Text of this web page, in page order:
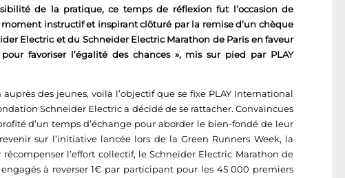
de la pratique, ce temps de réflexion fut l’occasion de
instructif et inspirant clôturé par la remise d’un chèque
Electric et du Schneider Electric Marathon de Paris en faveur
favoriser l’égalité des chances », mis sur pied par PLAY
des jeunes, voilà l’objectif que se fixe PLAY International
Schneider Electric a décidé de se rattacher. Convaincues
d’un temps d’échange pour aborder le bien-fondé de leur
sur l’initiative lancée lors de la Green Runners Week, la
l’effort collectif, le Schneider Electric Marathon de
à reverser 1€ par participant pour les 45 000 premiers